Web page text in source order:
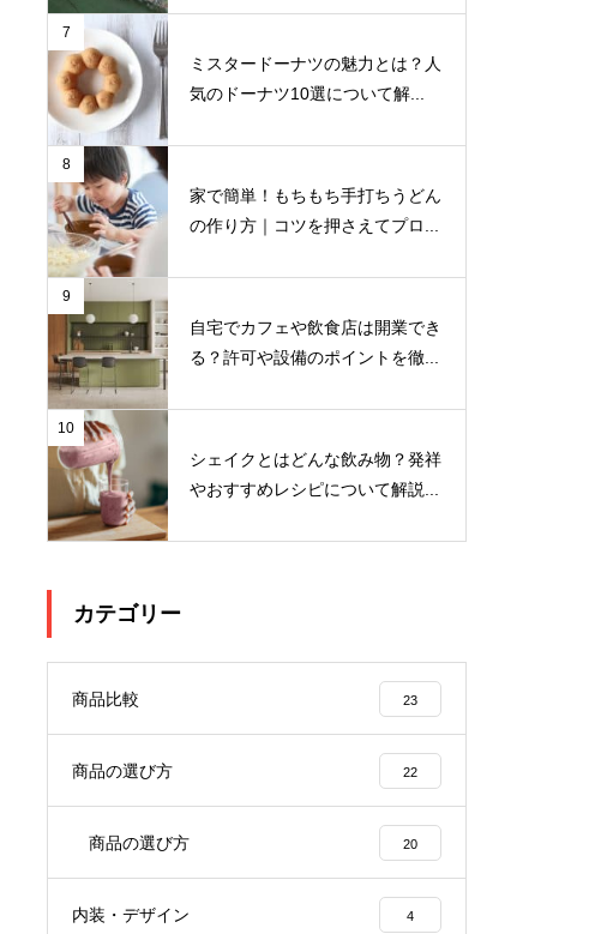
7
ミスタードーナツの魅力とは？人
気のドーナツ10選について解...
8
家で簡単！もちもち手打ちうどん
の作り方｜コツを押さえてプロ...
9
自宅でカフェや飲食店は開業でき
る？許可や設備のポイントを徹...
10
シェイクとはどんな飲み物？発祥
やおすすめレシピについて解説...
カテゴリー
商品比較 23
商品の選び方 22
商品の選び方 20
内装・デザイン 4